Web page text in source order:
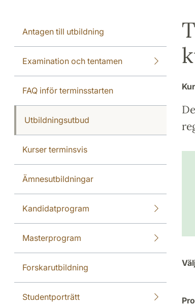
Antagen till utbildning
Examination och tentamen
FAQ inför terminsstarten
Utbildningsutbud
Kurser terminsvis
Ämnesutbildningar
Kandidatprogram
Masterprogram
Forskarutbildning
Studentporträtt